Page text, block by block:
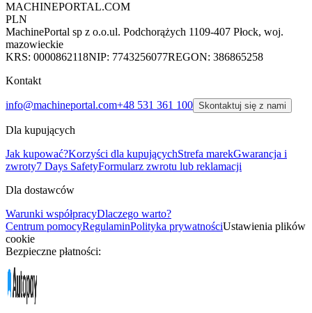
MACHINEPORTAL.COM
PLN
MachinePortal sp z o.o.ul. Podchorążych 1109-407 Płock, woj.
mazowieckie
KRS: 0000862118NIP: 7743256077REGON: 386865258
Kontakt
info@machineportal.com+48 531 361 100 Skontaktuj się z nami
Dla kupujących
Jak kupować?Korzyści dla kupującychStrefa marekGwarancja i
zwroty7 Days SafetyFormularz zwrotu lub reklamacji
Dla dostawców
Warunki współpracyDlaczego warto?
Centrum pomocyRegulaminPolityka prywatnościUstawienia plików
cookie
Bezpieczne płatności: